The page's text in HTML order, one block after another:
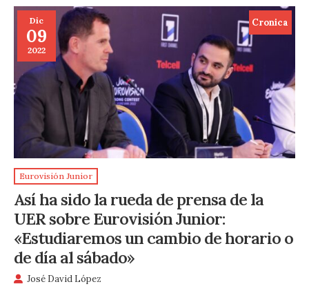
Dic
09
2022
Cronica
Eurovisión Junior
Así ha sido la rueda de prensa de la
UER sobre Eurovisión Junior:
«Estudiaremos un cambio de horario o
de día al sábado»
José David López